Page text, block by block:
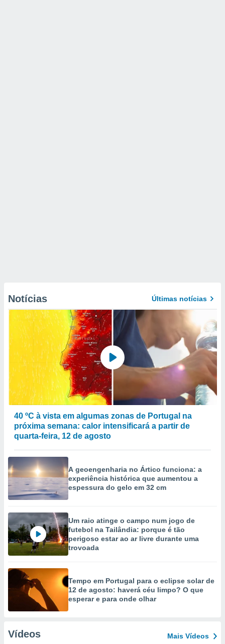
Notícias Últimas notícias
40 ºC à vista em algumas zonas de Portugal na
próxima semana: calor intensificará a partir de
quarta-feira, 12 de agosto
A geoengenharia no Ártico funciona: a
experiência histórica que aumentou a
espessura do gelo em 32 cm
Um raio atinge o campo num jogo de
futebol na Tailândia: porque é tão
perigoso estar ao ar livre durante uma
trovoada
Tempo em Portugal para o eclipse solar de
12 de agosto: haverá céu limpo? O que
esperar e para onde olhar
Vídeos Mais Vídeos